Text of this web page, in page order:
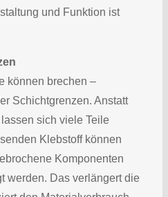
und Funktion ist
können brechen –
Schichtgrenzen. Anstatt
sich viele Teile
Klebstoff können
Komponenten
werden. Das verlängert die